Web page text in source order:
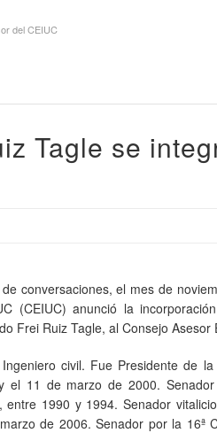
del CEIUC
Tagle se
conversaciones, el mes de
(CEIUC) anunció la
Frei Ruiz Tagle, al Consejo Asesor
civil. Fue Presidente de
el 11 de marzo de 2000. Senador
entre 1990 y 1994. Senador
de 2006. Senador por la 16ª